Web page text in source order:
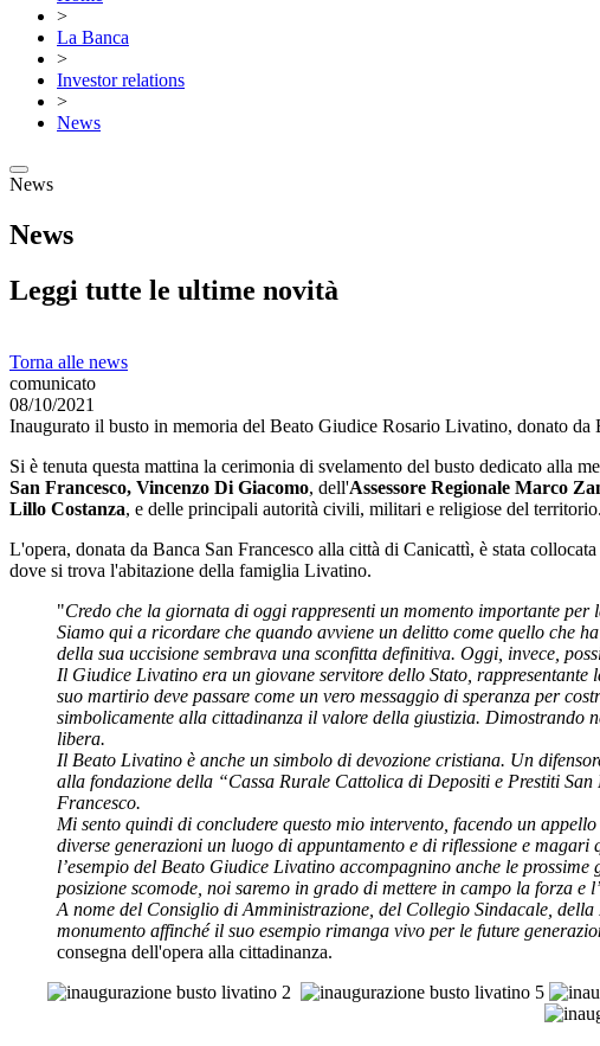
>
La Banca
>
Investor relations
>
News
News
News
Leggi tutte le ultime novità
Torna alle news
comunicato
08/10/2021
Inaugurato il busto in memoria del Beato Giudice Rosario Livatino, donato da
Si è tenuta questa mattina la cerimonia di svelamento del busto dedicato alla
San Francesco, Vincenzo Di Giacomo, dell'Assessore Regionale Marco
Lillo Costanza, e delle principali autorità civili, militari e religiose del territorio.
L'opera, donata da Banca San Francesco alla città di Canicattì, è stata
dove si trova l'abitazione della famiglia Livatino.
"Credo che la giornata di oggi rappresenti un momento importante
Siamo qui a ricordare che quando avviene un delitto come quello che
della sua uccisione sembrava una sconfitta definitiva. Oggi, invece,
Il Giudice Livatino era un giovane servitore dello Stato,
suo martirio deve passare come un vero messaggio di speranza per
simbolicamente alla cittadinanza il valore della giustizia. Dimostrando
libera.
Il Beato Livatino è anche un simbolo di devozione cristiana. Un
alla fondazione della “Cassa Rurale Cattolica di Depositi e Prestiti
Francesco.
Mi sento quindi di concludere questo mio intervento, facendo un
diverse generazioni un luogo di appuntamento e di riflessione e
l’esempio del Beato Giudice Livatino accompagnino anche le
posizione scomode, noi saremo in grado di mettere in campo la forza
A nome del Consiglio di Amministrazione, del Collegio Sindacale,
monumento affinché il suo esempio rimanga vivo per le future
consegna dell'opera alla cittadinanza.